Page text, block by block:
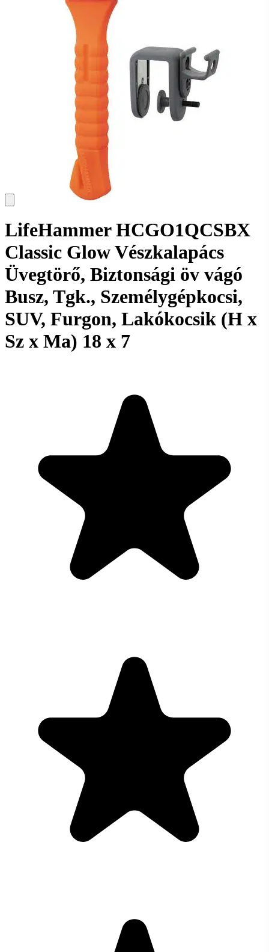
LifeHammer HCGO1QCSBX
Classic Glow Vészkalapács
Üvegtörő, Biztonsági öv vágó
Busz, Tgk., Személygépkocsi,
SUV, Furgon, Lakókocsik (H x
Sz x Ma) 18 x 7